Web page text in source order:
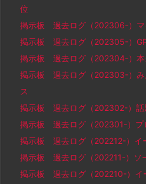
位
掲示板 過去ログ（202306-）マ
掲示板 過去ログ（202305-）
掲示板 過去ログ（202304-）本
掲示板 過去ログ（202303-）み
ス
掲示板 過去ログ（202302-）話
掲示板 過去ログ（202301-）プ
掲示板 過去ログ（202212-）イ
掲示板 過去ログ（202211-）ソ
掲示板 過去ログ（202210-）イ